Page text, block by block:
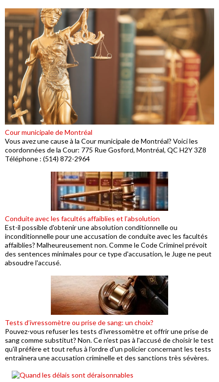
Cour municipale de Montréal
Vous avez une cause à la Cour municipale de Montréal? Voici les
coordonnées de la Cour: 775 Rue Gosford, Montréal, QC H2Y 3Z8
Téléphone : (514) 872-2964
Conduite avec les facultés affaiblies et l’absolution
Est-il possible d'obtenir une absolution conditionnelle ou
inconditionnelle pour une accusation de conduite avec les facultés
affaiblies? Malheureusement non. Comme le Code Criminel prévoit
des sentences minimales pour ce type d'accusation, le Juge ne peut
absoudre l'accusé.
Tests d’ivressomètre ou prise de sang: un choix?
Pouvez-vous refuser les tests d'ivressomètre et offrir une prise de
sang comme substitut? Non. Ce n'est pas à l'accusé de choisir le test
qu'il préfère et tout refus à l'ordre d'un policier concernant les tests
entraînera une accusation criminelle et des sanctions très sévères.